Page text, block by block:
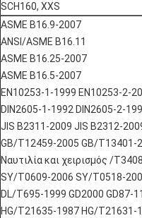
SCH160, XXS
ASME B16.9-2007
ANSI/ASME B16.11
ASME B16.25-2007
ASME B16.5-2007
EN10253-1-1999 EN10253-2-
DIN2605-1-1992 DIN2605-2-
JIS B2311-2009 JIS B2312-
GB/T12459-2005 GB/T13401-
Ναυτιλία και χειρισμός /
SY/T0609-2006 SY/T0518-
DL/T695-1999 GD2000 GD87-
HG/T21635-1987 HG/T21631-